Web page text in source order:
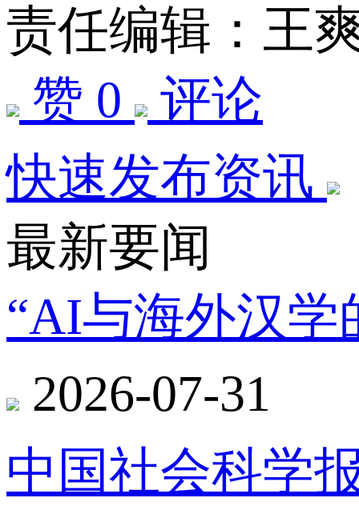
责任编辑：王
赞 0
评论
快速发布资讯
最新要闻
“AI与海外汉学
2026-07-31
中国社会科学